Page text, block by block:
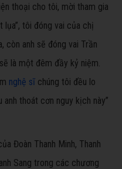
thoại cho tôi, mời tham gia
lụa”, tôi đóng vai của chị
còn anh sẽ đóng vai Trần
là một đêm đầy kỷ niệm.
nghệ sĩ chúng tôi đều lo
thoát cơn nguy kịch này”
Đoàn Thanh Minh, Thanh
Sang trong các chương